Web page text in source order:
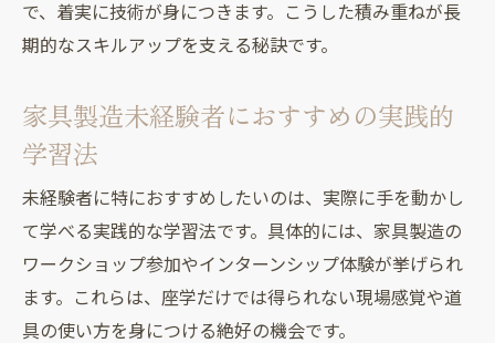
で、着実に技術が身につきます。こうした積み重ねが長
期的なスキルアップを支える秘訣です。
家具製造未経験者におすすめの実践的
学習法
未経験者に特におすすめしたいのは、実際に手を動かし
て学べる実践的な学習法です。具体的には、家具製造の
ワークショップ参加やインターンシップ体験が挙げられ
ます。これらは、座学だけでは得られない現場感覚や道
具の使い方を身につける絶好の機会です。